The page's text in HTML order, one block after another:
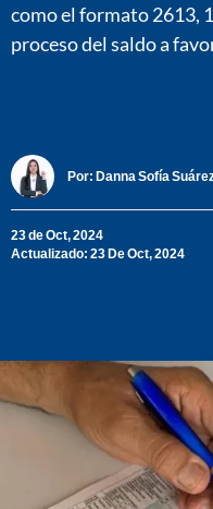
como el formato 2613,
proceso del saldo a
Por: Danna Sofía
23 de Oct, 2024
Actualizado: 23 De Oct, 2024